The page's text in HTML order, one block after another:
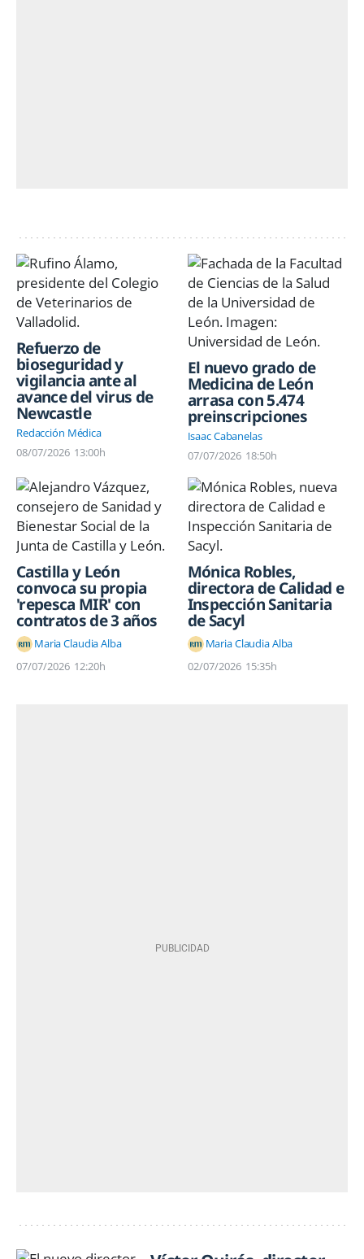
Refuerzo de
bioseguridad y
vigilancia ante al
avance del virus de
Newcastle
Redacción Médica
08/07/2026 13:00h
El nuevo grado de
Medicina de León
arrasa con 5.474
preinscripciones
Isaac Cabanelas
07/07/2026 18:50h
Castilla y León
convoca su propia
'repesca MIR' con
contratos de 3 años
Maria Claudia Alba
07/07/2026 12:20h
Mónica Robles,
directora de Calidad e
Inspección Sanitaria
de Sacyl
Maria Claudia Alba
02/07/2026 15:35h